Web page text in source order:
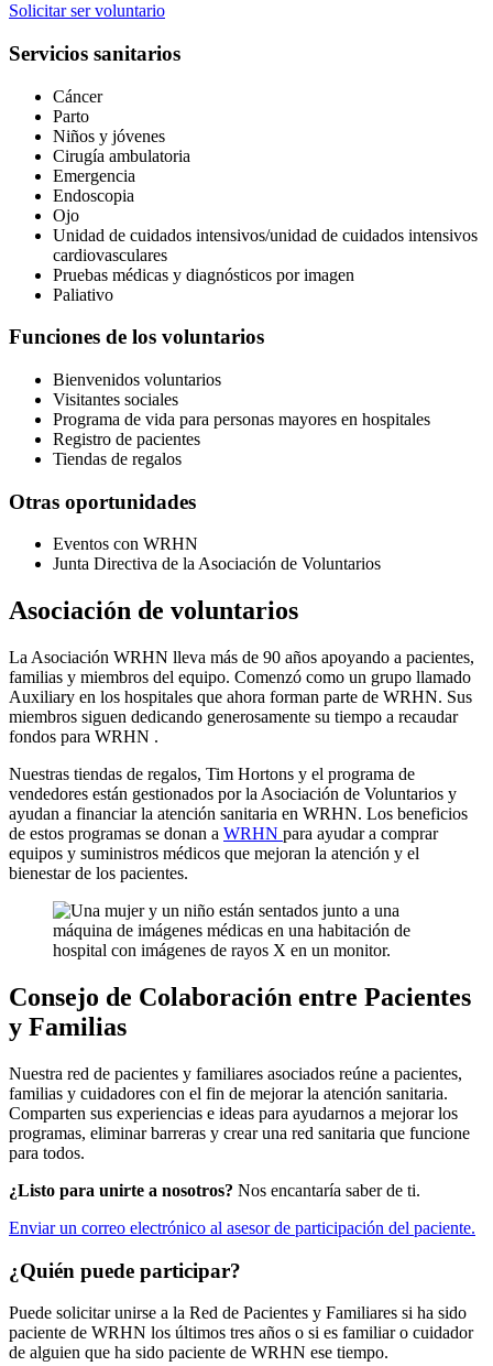
Solicitar ser voluntario
Servicios sanitarios
Cáncer
Parto
Niños y jóvenes
Cirugía ambulatoria
Emergencia
Endoscopia
Ojo
Unidad de cuidados intensivos/unidad de cuidados intensivos
cardiovasculares
Pruebas médicas y diagnósticos por imagen
Paliativo
Funciones de los voluntarios
Bienvenidos voluntarios
Visitantes sociales
Programa de vida para personas mayores en hospitales
Registro de pacientes
Tiendas de regalos
Otras oportunidades
Eventos con WRHN
Junta Directiva de la Asociación de Voluntarios
Asociación de voluntarios
La Asociación WRHN lleva más de 90 años apoyando a pacientes,
familias y miembros del equipo. Comenzó como un grupo llamado
Auxiliary en los hospitales que ahora forman parte de WRHN. Sus
miembros siguen dedicando generosamente su tiempo a recaudar
fondos para WRHN .
Nuestras tiendas de regalos, Tim Hortons y el programa de
vendedores están gestionados por la Asociación de Voluntarios y
ayudan a financiar la atención sanitaria en WRHN. Los beneficios
de estos programas se donan a WRHN para ayudar a comprar
equipos y suministros médicos que mejoran la atención y el
bienestar de los pacientes.
Consejo de Colaboración entre Pacientes
y Familias
Nuestra red de pacientes y familiares asociados reúne a pacientes,
familias y cuidadores con el fin de mejorar la atención sanitaria.
Comparten sus experiencias e ideas para ayudarnos a mejorar los
programas, eliminar barreras y crear una red sanitaria que funcione
para todos.
¿Listo para unirte a nosotros? Nos encantaría saber de ti.
Enviar un correo electrónico al asesor de participación del paciente.
¿Quién puede participar?
Puede solicitar unirse a la Red de Pacientes y Familiares si ha sido
paciente de WRHN los últimos tres años o si es familiar o cuidador
de alguien que ha sido paciente de WRHN ese tiempo.